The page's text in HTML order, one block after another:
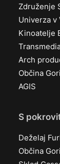
Združenje
Univerza v
Kinoatelje
Arch
Občina
AGIS
S
Deželaj
Občina